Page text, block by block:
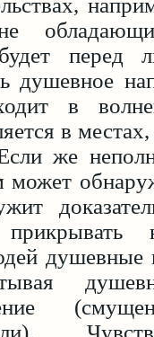
перед
душевное
в
в
же
может
душевные